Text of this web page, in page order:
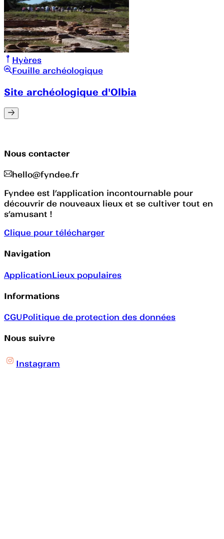
Hyères
Fouille archéologique
Site archéologique d'Olbia
Nous contacter
hello@fyndee.fr
Fyndee est l’application incontournable pour
découvrir de nouveaux lieux et se cultiver tout en
s’amusant !
Clique pour télécharger
Navigation
ApplicationLieux populaires
Informations
CGUPolitique de protection des données
Nous suivre
Instagram